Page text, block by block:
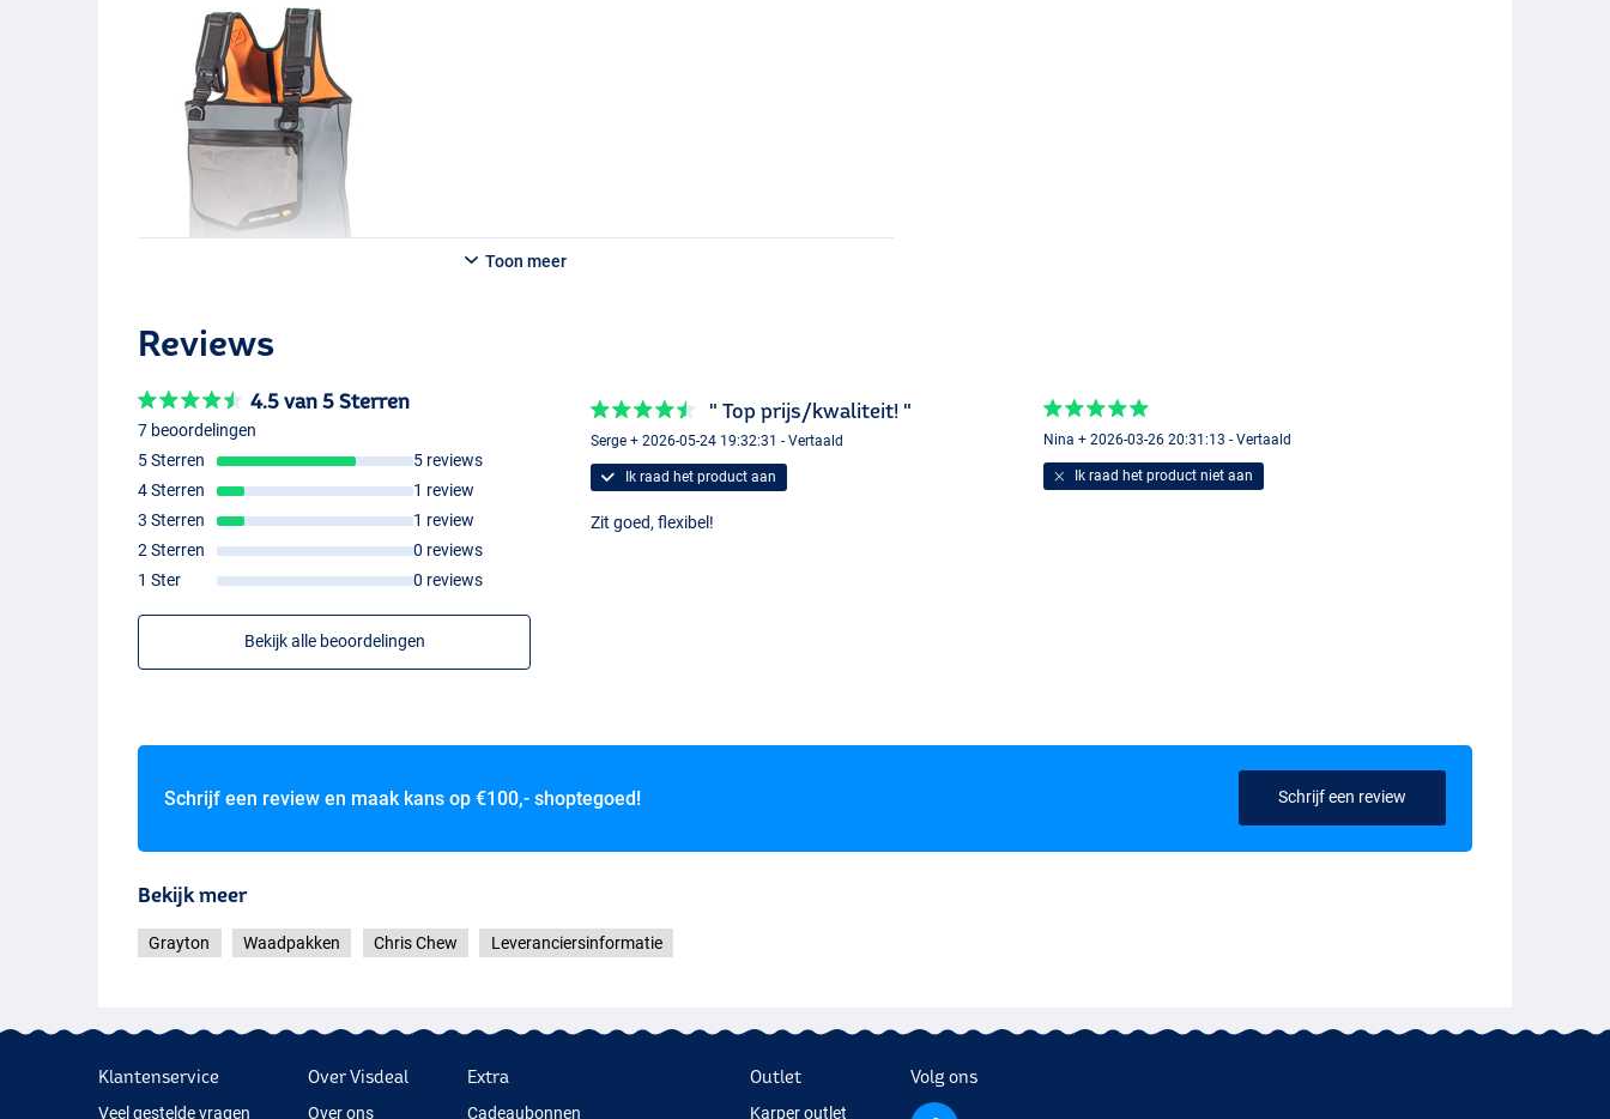
Toon meer
Reviews
4.5 van 5 Sterren
7 beoordelingen
5 Sterren
5 reviews
4 Sterren
1 review
3 Sterren
1 review
2 Sterren
0 reviews
1 Ster
0 reviews
Bekijk alle beoordelingen
" Top prijs/kwaliteit! "
Serge + 2026-05-24 19:32:31 - Vertaald
Ik raad het product aan
Zit goed, flexibel!
Nina + 2026-03-26 20:31:13 - Vertaald
Ik raad het product niet aan
Schrijf een review en maak kans op €100,- shoptegoed! Schrijf een review
Bekijk meer
Grayton Waadpakken Chris Chew Leveranciersinformatie
Klantenservice
Veel gestelde vragen
Over Visdeal
Over ons
Extra
Cadeaubonnen
Outlet
Karper outlet
Volg ons